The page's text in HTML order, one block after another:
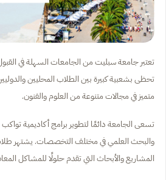
تعتبر جامعة سبليت من الجامعات السهلة في
تحظى بشعبية كبيرة بين الطلاب المحليين
متميز في مجالات متنوعة من العلوم والفنون.
تسعى الجامعة دائمًا لتطوير برامج أكاديمية
والبحث العلمي في مختلف التخصصات. يشتهر
المشاريع والأبحاث التي تقدم حلولًا للمشاكل